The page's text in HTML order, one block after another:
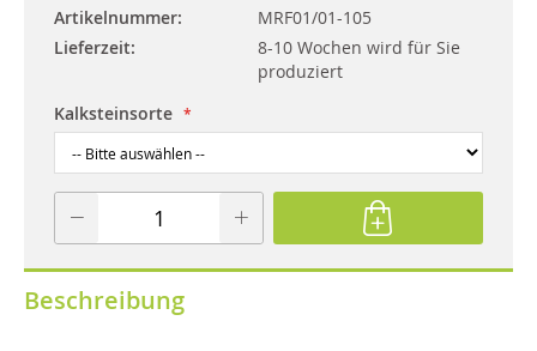
Artikelnummer
MRF01/01-105
Lieferzeit
8-10 Wochen wird für Sie
produziert
Kalksteinsorte
Beschreibung